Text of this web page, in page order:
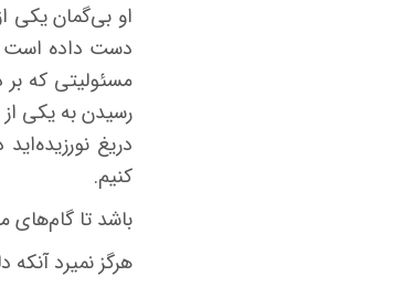
او بی‌گمان یکی
دست داده است
مسئولیتی که
دریغ
کنیم.
باشد تا گام‌های
هرگز نمیرد